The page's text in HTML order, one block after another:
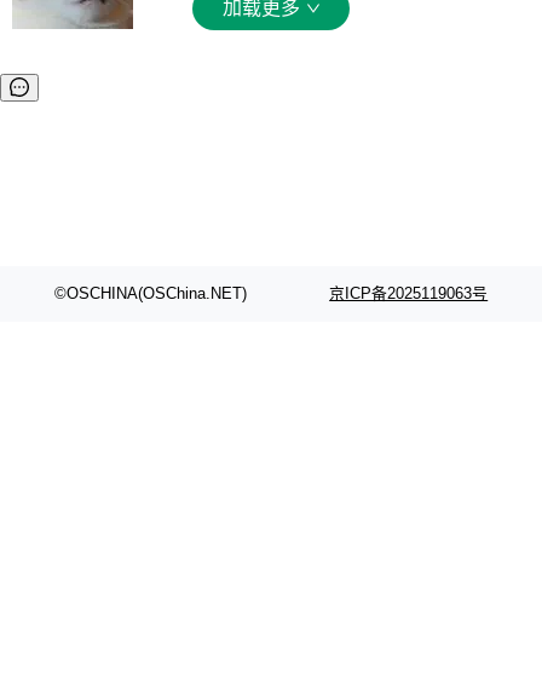
这个"自己搞定"说起来轻巧，背后的训练范式变
uo 01 和 02），每一代都是按任务拆分的专家
型去跑密码分析，出了两个结果：一个攻击了后
量子签名方案 HAWK，另一个是对缩减轮次 AE
话说，「可能直接杀死了一个正在认真考虑标准
加载更多
©OSCHINA(OSChina.NET) 京ICP备2025119063号